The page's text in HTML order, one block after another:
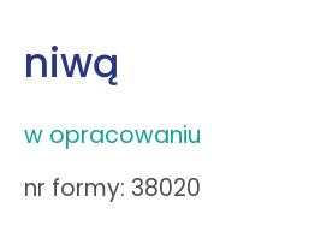
niwą
w opracowaniu
nr formy: 38020